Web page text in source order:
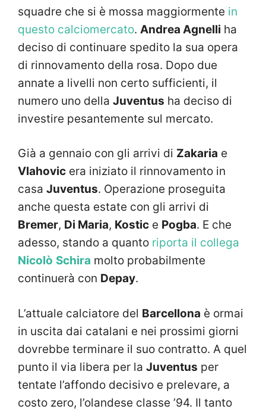
squadre che si è mossa maggiormente in
questo calciomercato. Andrea Agnelli ha
deciso di continuare spedito la sua opera
di rinnovamento della rosa. Dopo due
annate a livelli non certo sufficienti, il
numero uno della Juventus ha deciso di
investire pesantemente sul mercato.
Già a gennaio con gli arrivi di Zakaria e
Vlahovic era iniziato il rinnovamento in
casa Juventus. Operazione proseguita
anche questa estate con gli arrivi di
Bremer, Di Maria, Kostic e Pogba. E che
adesso, stando a quanto riporta il collega
Nicolò Schira molto probabilmente
continuerà con Depay.
L’attuale calciatore del Barcellona è ormai
in uscita dai catalani e nei prossimi giorni
dovrebbe terminare il suo contratto. A quel
punto il via libera per la Juventus per
tentate l’affondo decisivo e prelevare, a
costo zero, l’olandese classe ’94. Il tanto